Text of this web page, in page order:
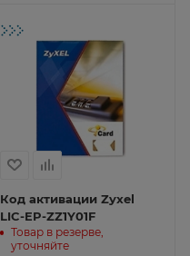
Код активации Zyxel
LIC-EP-ZZ1Y01F
Товар в резерве,
уточняйте